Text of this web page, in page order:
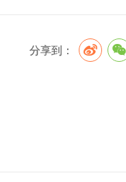
分享到：